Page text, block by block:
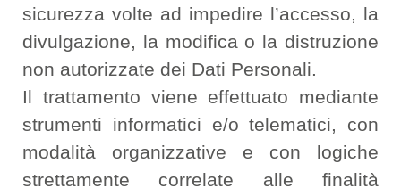
sicurezza volte ad impedire l’accesso, la
divulgazione, la modifica o la distruzione
non autorizzate dei Dati Personali.
Il trattamento viene effettuato mediante
strumenti informatici e/o telematici, con
modalità organizzative e con logiche
strettamente correlate alle finalità